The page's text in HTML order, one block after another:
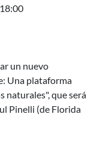
un nuevo
Una plataforma
naturales", que será
Pinelli (de Florida